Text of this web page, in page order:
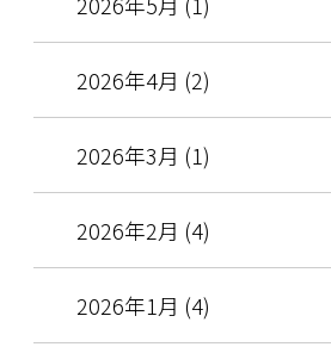
2026年4月 (2)
2026年3月 (1)
2026年2月 (4)
2026年1月 (4)